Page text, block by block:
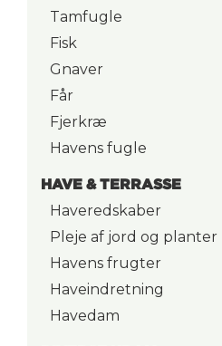
Tamfugle
Fisk
Gnaver
Får
Fjerkræ
Havens fugle
HAVE & TERRASSE
Haveredskaber
Pleje af jord og planter
Havens frugter
Haveindretning
Havedam